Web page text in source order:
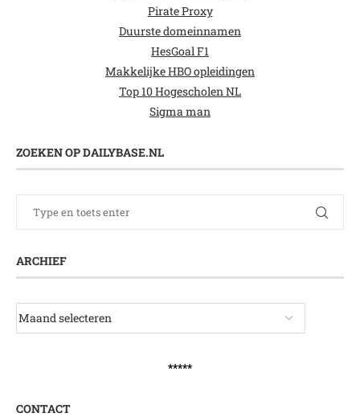
Pirate Proxy
Duurste domeinnamen
HesGoal F1
Makkelijke HBO opleidingen
Top 10 Hogescholen NL
Sigma man
ZOEKEN OP DAILYBASE.NL
ARCHIEF
*****
CONTACT